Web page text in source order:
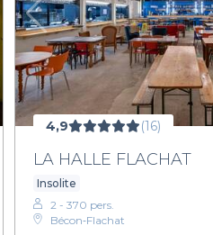
4,9 (16)
LA HALLE FLACHAT
Insolite
2 - 370 pers.
Bécon‑Flachat